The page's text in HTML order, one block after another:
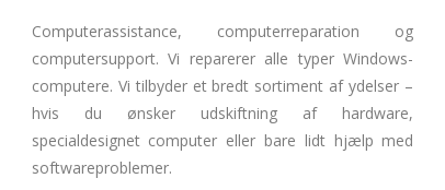
Computerassistance, computerreparation og
computersupport. Vi reparerer alle typer Windows-
computere. Vi tilbyder et bredt sortiment af ydelser –
hvis du ønsker udskiftning af hardware,
specialdesignet computer eller bare lidt hjælp med
softwareproblemer.